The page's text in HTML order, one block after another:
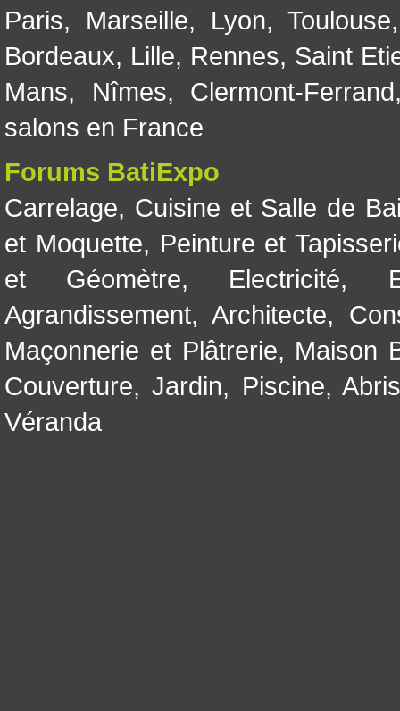
Paris, Marseille, Lyon, Toulouse
Bordeaux, Lille, Rennes, Saint
Mans, Nîmes, Clermont-Ferrand
salons en France
Forums BatiExpo
Carrelage, Cuisine et Salle de
et Moquette, Peinture et
et Géomètre, Electricité,
Agrandissement, Architecte,
Maçonnerie et Plâtrerie, Maison
Couverture,Jardin, Piscine,
Véranda